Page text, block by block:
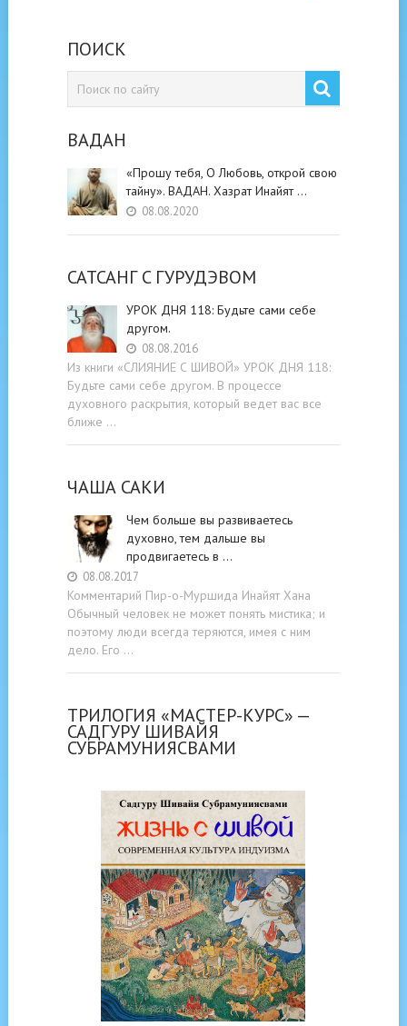
ПОИСК
ВАДАН
«Прошу тебя, О Любовь, открой свою
тайну». ВАДАН. Хазрат Инайят …
08.08.2020
САТСАНГ C ГУРУДЭВОМ
УРОК ДНЯ 118: Будьте cами cебе
другом.
08.08.2016
Из книги «СЛИЯНИЕ С ШИВОЙ» УРОК ДНЯ 118:
Будьте cами cебе другом. В процессе
духовного раскрытия, который ведет вас все
ближе …
ЧАША САКИ
Чем больше вы развиваетесь
духовно, тем дальше вы
продвигаетесь в …
08.08.2017
Комментарий Пир-о-Муршида Инайят Хана
Обычный человек не может понять мистика; и
поэтому люди всегда теряются, имея с ним
дело. Его …
ТРИЛОГИЯ «МАСТЕР-КУРС» —
САДГУРУ ШИВАЙЯ
СУБРАМУНИЯСВАМИ